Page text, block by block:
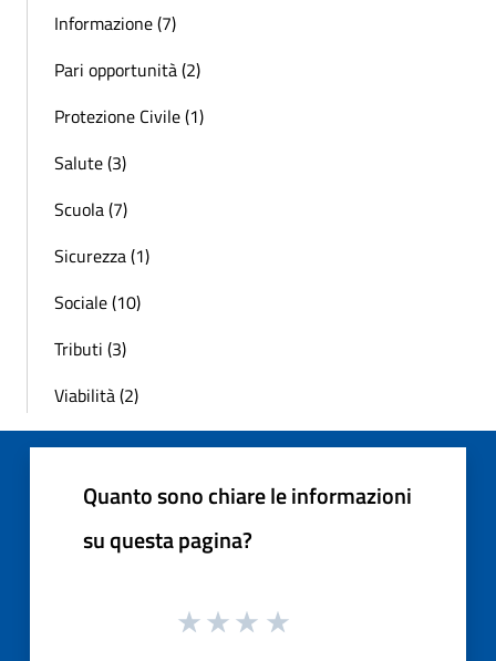
Informazione (7)
Pari opportunità (2)
Protezione Civile (1)
Salute (3)
Scuola (7)
Sicurezza (1)
Sociale (10)
Tributi (3)
Viabilità (2)
Quanto sono chiare le informazioni
su questa pagina?